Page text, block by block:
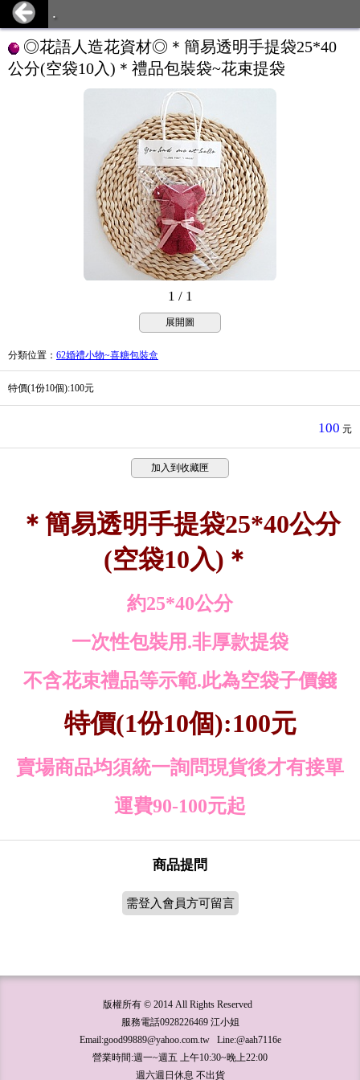
.
◎花語人造花資材◎＊簡易透明手提袋25*40
公分(空袋10入)＊禮品包裝袋~花束提袋
1 / 1
展開圖
分類位置 ： 62婚禮小物~喜糖包裝盒
特價(1份10個):100元
100 元
加入到收藏匣
＊簡易透明手提袋25*40公分
(空袋10入)＊
約25*40公分
一次性包裝用.非厚款提袋
不含花束禮品等示範.此為空袋子價錢
特價(1份10個):100元
賣場商品均須統一詢問現貨後才有接單
運費90-100元起
商品提問
需登入會員方可留言
版權所有 © 2014 All Rights Reserved
服務電話0928226469 江小姐
Email:good99889@yahoo.com.tw Line:@aah7116e
營業時間:週一~週五 上午10:30~晚上22:00
週六週日休息 不出貨